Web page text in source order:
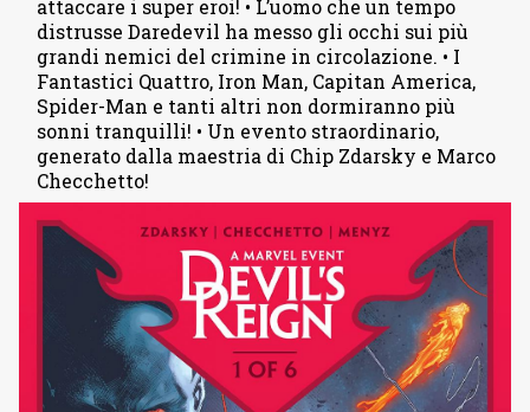
attaccare i super eroi! • L’uomo che un tempo
distrusse Daredevil ha messo gli occhi sui più
grandi nemici del crimine in circolazione. • I
Fantastici Quattro, Iron Man, Capitan America,
Spider-Man e tanti altri non dormiranno più
sonni tranquilli! • Un evento straordinario,
generato dalla maestria di Chip Zdarsky e Marco
Checchetto!